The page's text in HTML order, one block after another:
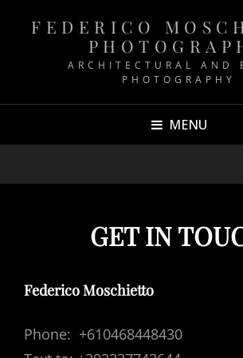
FEDERICO
ARCHITECTURAL AND
PHOTOGRAPHY
MENU
GET IN
Federico Moschietto
Phone: +610468448430